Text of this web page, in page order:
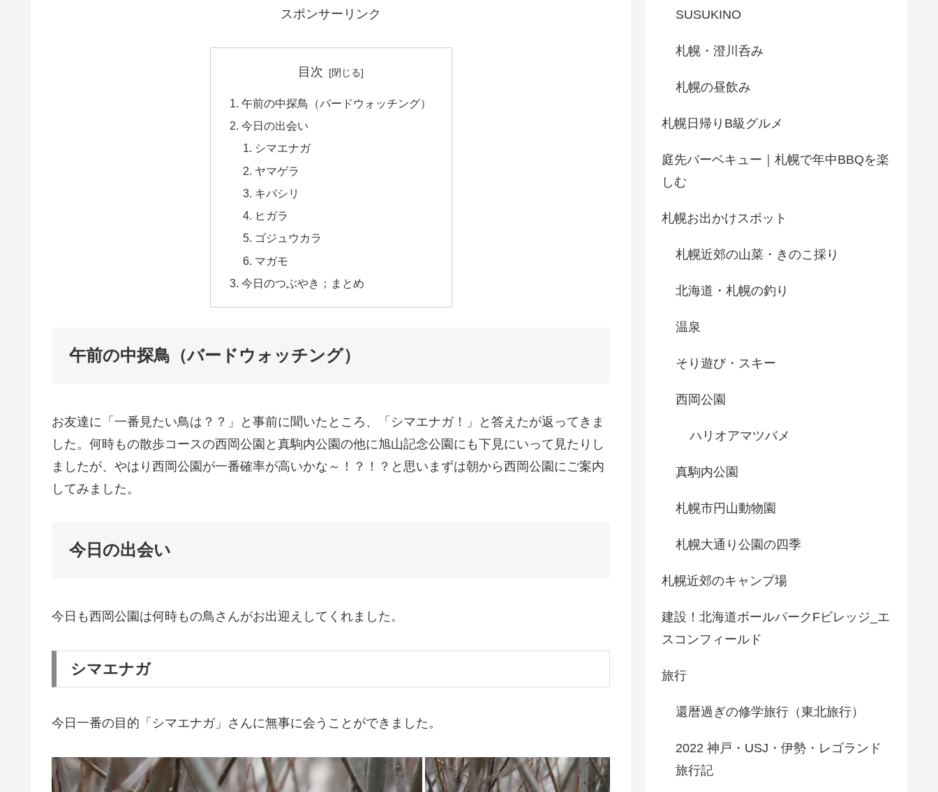
スポンサーリンク
目次
午前の中探鳥（バードウォッチング）
今日の出会い
シマエナガ
ヤマゲラ
キバシリ
ヒガラ
ゴジュウカラ
マガモ
今日のつぶやき；まとめ
午前の中探鳥（バードウォッチング）
お友達に「一番見たい鳥は？？」と事前に聞いたところ、「シマエナガ！」と答えたが返ってきま
した。何時もの散歩コースの西岡公園と真駒内公園の他に旭山記念公園にも下見にいって見たりし
ましたが、やはり西岡公園が一番確率が高いかな～！？！？と思いまずは朝から西岡公園にご案内
してみました。
今日の出会い
今日も西岡公園は何時もの鳥さんがお出迎えしてくれました。
シマエナガ
今日一番の目的「シマエナガ」さんに無事に会うことができました。
SUSUKINO
札幌・澄川呑み
札幌の昼飲み
札幌日帰りB級グルメ
庭先バーベキュー｜札幌で年中BBQを楽
しむ
札幌お出かけスポット
札幌近郊の山菜・きのこ採り
北海道・札幌の釣り
温泉
そり遊び・スキー
西岡公園
ハリオアマツバメ
真駒内公園
札幌市円山動物園
札幌大通り公園の四季
札幌近郊のキャンプ場
建設！北海道ボールパークFビレッジ_エ
スコンフィールド
旅行
還暦過ぎの修学旅行（東北旅行）
2022 神戸・USJ・伊勢・レゴランド
旅行記